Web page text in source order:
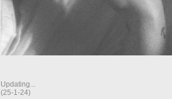
Updating...
(25-1-24)